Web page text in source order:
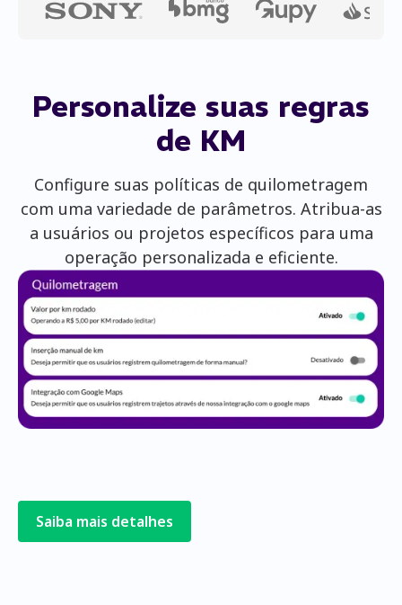
Personalize suas regras
de KM
Configure suas políticas de quilometragem
com uma variedade de parâmetros. Atribua-as
a usuários ou projetos específicos para uma
operação personalizada e eficiente.
Saiba mais detalhes